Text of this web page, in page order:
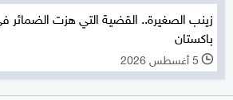
زينب الصغيرة.. القضية التي هزت الضمائر
باكستان
l 5 أغسطس 2026